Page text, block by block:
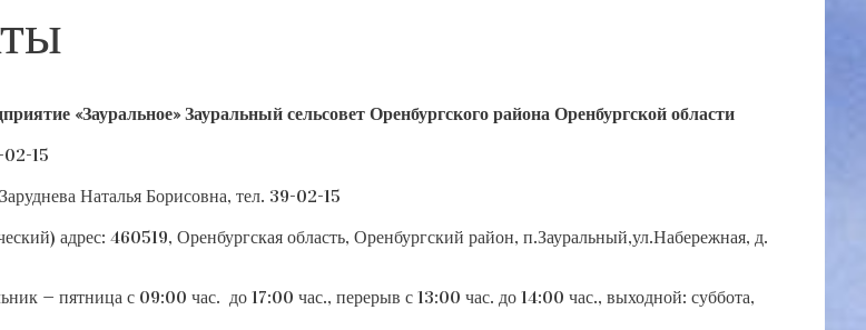
«Зауральное» Зауральный сельсовет Оренбургского района Оренбургской области
15
Наталья Борисовна, тел. 39-02-15
адрес: 460519, Оренбургская область, Оренбургский район, п.Зауральный,ул.Набережная, д.
— пятница с 09:00 час. до 17:00 час., перерыв с 13:00 час. до 14:00 час., выходной: суббота,